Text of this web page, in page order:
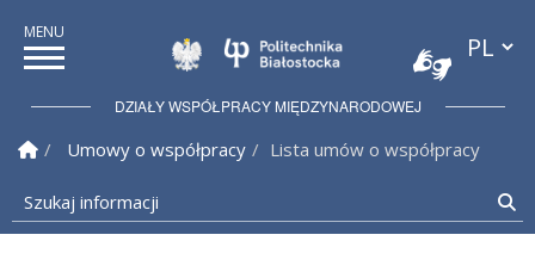
Politechnika
DZIAŁY WSPÓŁPRACY MIĘDZYNARODOWEJ
Strona Główna
Umowy o współpracy
Lista umów o współpracy
Szukaj informacji